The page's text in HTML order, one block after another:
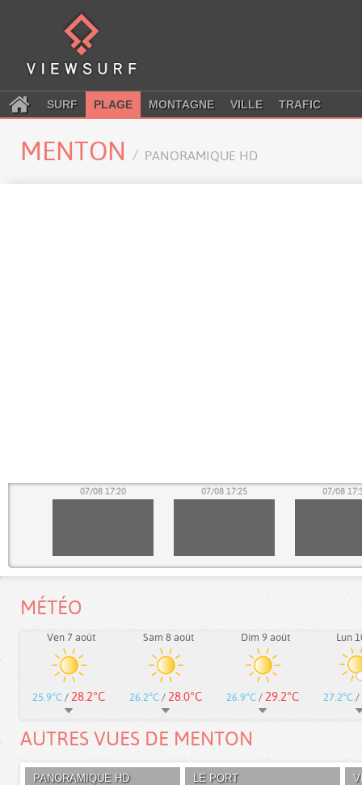
SURF PLAGE MONTAGNE VILLE TRAFIC
MENTON PANORAMIQUE HD
07/08 17:20 07/08 17:25 07/08
MÉTÉO
Ven 7 août
25.9°C / 28.2°C
Sam 8 août
26.2°C / 28.0°C
Dim 9 août
26.9°C / 29.2°C
Lun
27.2°C /
AUTRES VUES DE MENTON
PANORAMIQUE HD LE PORT